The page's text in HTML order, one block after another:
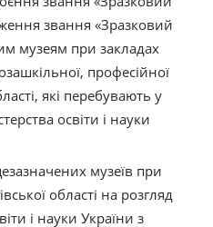
звання «Зразковий
музеям при закладах
професійної
які перебувають у
освіти і науки
музеїв при
області на розгляд
і науки України з